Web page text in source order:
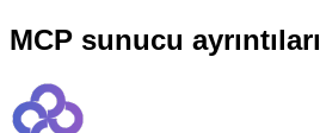
MCP sunucu ayrıntıları